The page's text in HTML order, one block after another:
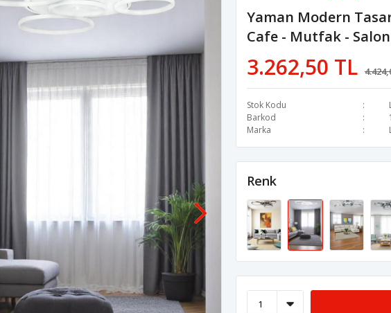
💖 44,6B kişi favoriledi!
💸 Sepette 100 TL indirim!
Yaman Modern
Cafe - Mutfak -
3.262,50 TL
Stok Kodu
Barkod
Marka
Renk